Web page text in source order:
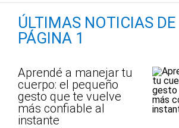
ÚLTIMAS NOTICIAS
PÁGINA 1
Aprendé a manejar tu
cuerpo: el pequeño
gesto que te vuelve
más confiable al
instante